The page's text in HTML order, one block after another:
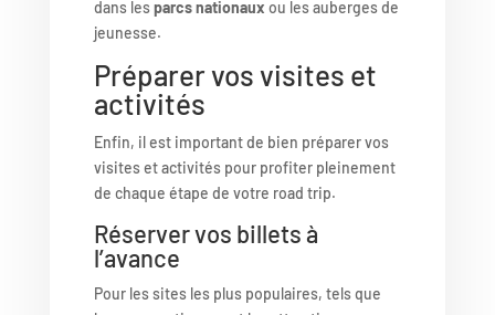
dans lesparcs nationaux ou les auberges de
jeunesse.
Préparer vos visites et
activités
Enfin, il est important de bien préparer vos
visites et activités pour profiter pleinement
de chaque étape de votre road trip.
Réserver vos billets à
l’avance
Pour les sites les plus populaires, tels que